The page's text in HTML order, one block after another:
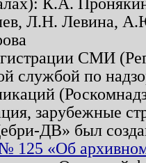
Л.Н. Левина,
СМИ
службой по
зарубежные
ДВ» был
125 «Об